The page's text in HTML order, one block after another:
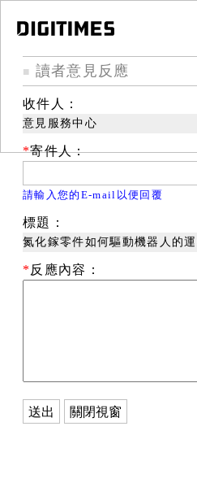
■ 讀者意見反應
收件人：
意見服務中心
*寄件人：
請輸入您的E-mail以便回覆
標題：
氮化鎵零件如何驅動機器人的
* 反應內容：